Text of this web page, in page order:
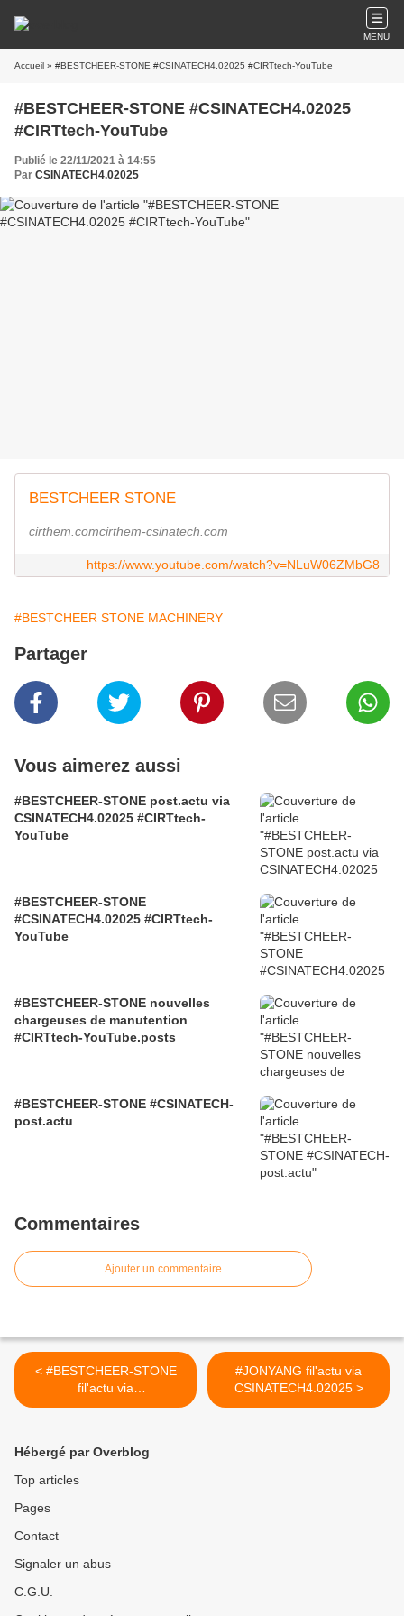
MENU
Accueil » #BESTCHEER-STONE #CSINATECH4.02025 #CIRTtech-YouTube
#BESTCHEER-STONE #CSINATECH4.02025
#CIRTtech-YouTube
Publié le 22/11/2021 à 14:55
Par CSINATECH4.02025
BESTCHEER STONE
cirthem.comcirthem-csinatech.com
https://www.youtube.com/watch?v=NLuW06ZMbG8
#BESTCHEER STONE MACHINERY
Partager
Vous aimerez aussi
#BESTCHEER-STONE post.actu via
CSINATECH4.02025 #CIRTtech-
YouTube
#BESTCHEER-STONE
#CSINATECH4.02025 #CIRTtech-
YouTube
#BESTCHEER-STONE nouvelles
chargeuses de manutention
#CIRTtech-YouTube.posts
#BESTCHEER-STONE #CSINATECH-
post.actu
Commentaires
Ajouter un commentaire
< #BESTCHEER-STONE
fil'actu via
CSINATECH4.02025
#JONYANG fil'actu via
CSINATECH4.02025 >
Hébergé par Overblog
Top articles
Pages
Contact
Signaler un abus
C.G.U.